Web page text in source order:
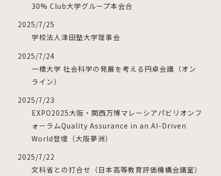
30% Club大学グループ本会合
2025/7/25
学校法人津田塾大学理事会
2025/7/24
一橋大学 社会科学の発展を考える円卓会議（オン
ライン）
2025/7/23
EXPO2025大阪・関西万博マレーシアパビリオンフ
ォーラムQuality Assurance in an AI-Driven
World登壇（大阪夢洲）
2025/7/22
文科省との打合せ（日本高等教育評価機構会議室）